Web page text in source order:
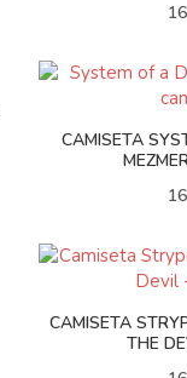
CAMISETA
CAMISETA
THE